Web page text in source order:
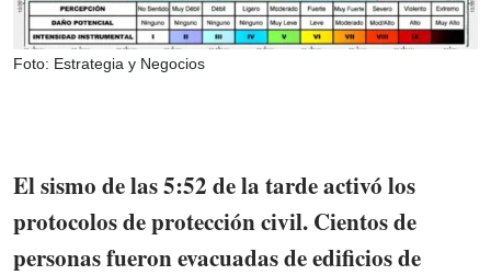
Foto: Estrategia y Negocios
El sismo de las 5:52 de la tarde activó los
protocolos de protección civil. Cientos de
personas fueron evacuadas de edificios de